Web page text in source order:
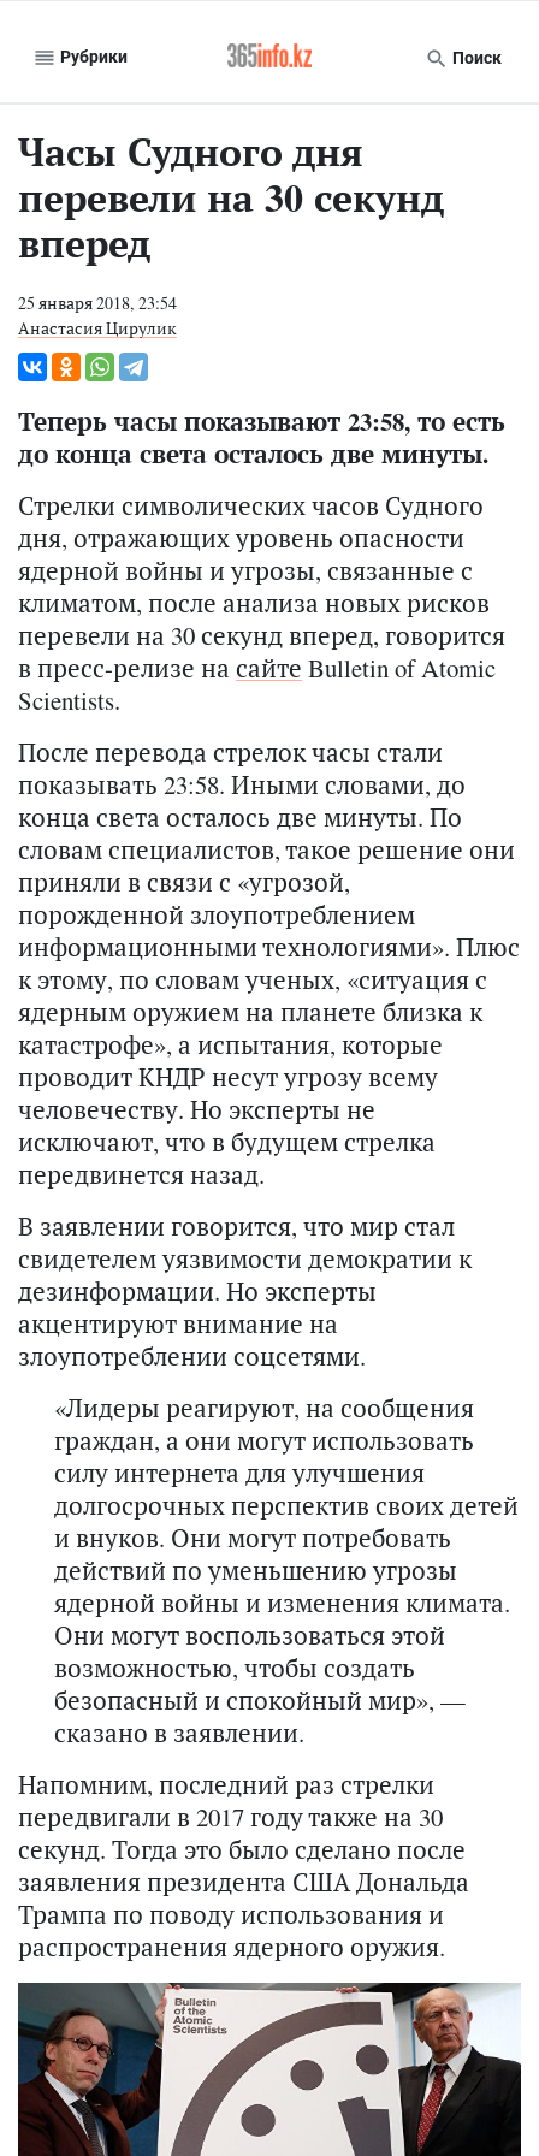
Рубрики Поиск
Часы Судного дня
перевели на 30 секунд
вперед
25 января 2018, 23:54
Анастасия Цирулик
Теперь часы показывают 23:58, то есть
до конца света осталось две минуты.
Стрелки символических часов Судного
дня, отражающих уровень опасности
ядерной войны и угрозы, связанные с
климатом, после анализа новых рисков
перевели на 30 секунд вперед, говорится
в пресс-релизе на сайте Bulletin of Atomic
Scientists.
После перевода стрелок часы стали
показывать 23:58. Иными словами, до
конца света осталось две минуты. По
словам специалистов, такое решение они
приняли в связи с «угрозой,
порожденной злоупотреблением
информационными технологиями». Плюс
к этому, по словам ученых, «ситуация с
ядерным оружием на планете близка к
катастрофе», а испытания, которые
проводит КНДР несут угрозу всему
человечеству. Но эксперты не
исключают, что в будущем стрелка
передвинется назад.
В заявлении говорится, что мир стал
свидетелем уязвимости демократии к
дезинформации. Но эксперты
акцентируют внимание на
злоупотреблении соцсетями.
«Лидеры реагируют, на сообщения
граждан, а они могут использовать
силу интернета для улучшения
долгосрочных перспектив своих детей
и внуков. Они могут потребовать
действий по уменьшению угрозы
ядерной войны и изменения климата.
Они могут воспользоваться этой
возможностью, чтобы создать
безопасный и спокойный мир», —
сказано в заявлении.
Напомним, последний раз стрелки
передвигали в 2017 году также на 30
секунд. Тогда это было сделано после
заявления президента США Дональда
Трампа по поводу использования и
распространения ядерного оружия.